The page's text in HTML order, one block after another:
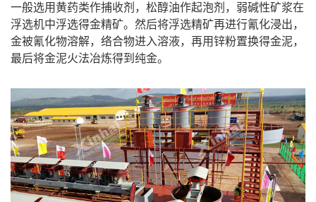
一般选用黄药类作捕收剂，松醇油作起泡剂，弱碱性矿浆在
浮选机中浮选得金精矿。然后将浮选精矿再进行氰化浸出，
金被氰化物溶解，络合物进入溶液，再用锌粉置换得金泥，
最后将金泥火法冶炼得到纯金。